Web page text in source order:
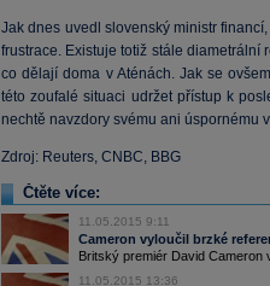
Jak dnes uvedl slovenský ministr
frustrace. Existuje totiž stále diametrální
co dělají doma v Aténách. Jak se
této zoufalé situaci udržet přístup k
nechtě navzdory svému ani úspornému
Zdroj: Reuters, CNBC, BBG
Čtěte více:
11.05.2015 9:11
Cameron vyloučil brzké
Britský premiér David Cameron
11.05.2015 13:36